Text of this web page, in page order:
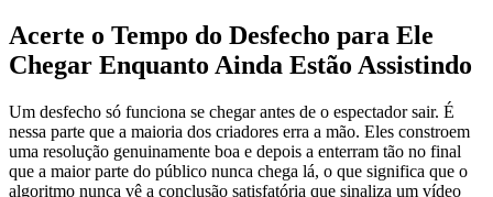
Acerte o Tempo do Desfecho para Ele
Chegar Enquanto Ainda Estão Assistindo
Um desfecho só funciona se chegar antes de o espectador sair. É
nessa parte que a maioria dos criadores erra a mão. Eles constroem
uma resolução genuinamente boa e depois a enterram tão no final
que a maior parte do público nunca chega lá, o que significa que o
algoritmo nunca vê a conclusão satisfatória que sinaliza um vídeo